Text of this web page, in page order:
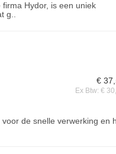
Hydor, is een uniek
g..
€
Ex Btw: €
de snelle verwerking en